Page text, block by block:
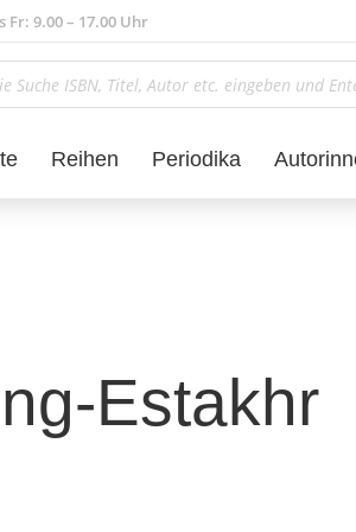
Fr: 9.00 – 17.00 Uhr
Reihen Periodika
Estakhr